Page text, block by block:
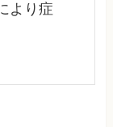
より症